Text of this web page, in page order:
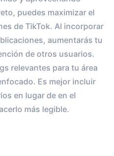
puedes maximizar el
de TikTok. Al incorporar
aumentarás tu
de otros usuarios.
relevantes para tu área
Es mejor incluir
en lugar de en el
más legible.